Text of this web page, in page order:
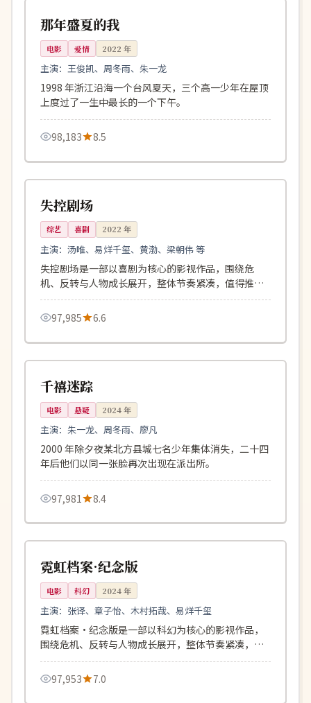
中国
那年盛夏的我
电影 爱情 2022 年
主演：王俊凯、周冬雨、朱一龙
1998 年浙江沿海一个台风夏天，三个高一少年在屋顶
上度过了一生中最长的一个下午。
98,183 8.5
日本
高分 167分钟
失控剧场
综艺 喜剧 2022 年
主演：汤唯、易烊千玺、黄渤、梁朝伟 等
失控剧场是一部以喜剧为核心的影视作品，围绕危
机、反转与人物成长展开，整体节奏紧凑，值得推荐
观看。
97,985
6.6
中国
院线 121分钟
千禧迷踪
电影 悬疑 2024年
主演：朱一龙、周冬雨、廖凡
2000 年除夕夜某北方县城七名少年集体消失，二十四
年后他们以同一张脸再次出现在派出所。
97,981 8.4
美国
院线 146分钟
霓虹档案·纪念版
电影 科幻 2024年
主演： 张译、章子怡、木村拓哉、易烊千玺
霓虹档案·纪念版是一部以科幻为核心的影视作品，
围绕危机、反转与人物成长展开，整体节奏紧凑，值
得推荐观看。
97,953
7.0